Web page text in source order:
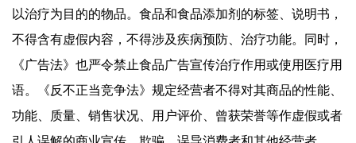
以治疗为目的的物品。食品和食品添加剂的标签、说明书，
不得含有虚假内容，不得涉及疾病预防、治疗功能。同时，
《广告法》也严令禁止食品广告宣传治疗作用或使用医疗用
语。《反不正当竞争法》规定经营者不得对其商品的性能、
功能、质量、销售状况、用户评价、曾获荣誉等作虚假或者